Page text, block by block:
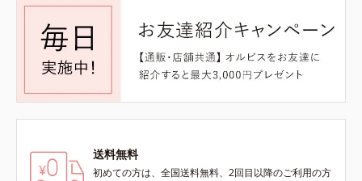
送料無料
初めての方は、全国送料無料、2回目以降のご利用の方